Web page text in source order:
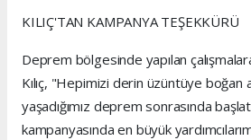
KILIÇ'TAN KAMPANYA TEŞEKKÜRÜ
Deprem bölgesinde yapılan
Kılıç, "Hepimizi derin üzüntüye boğan
yaşadığımız deprem sonrasında
kampanyasında en büyük